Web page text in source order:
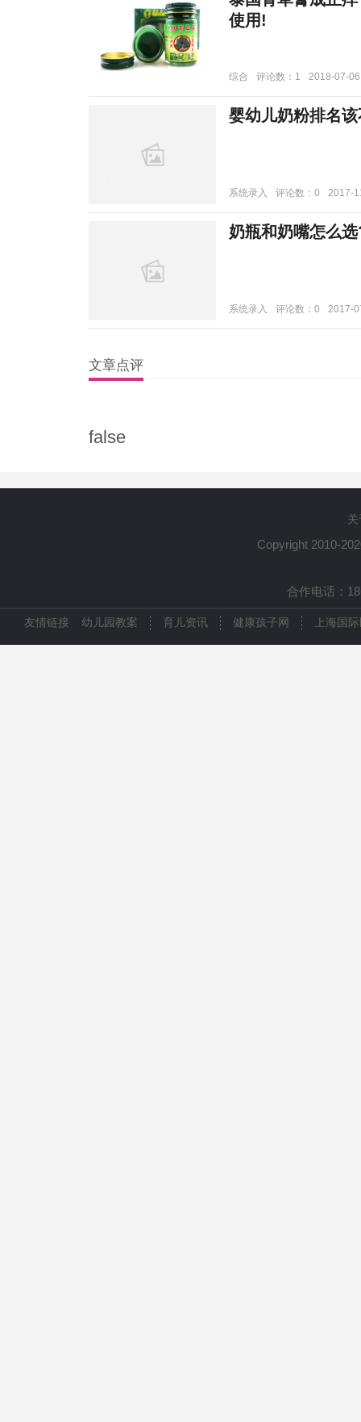
使用!
综合 评论数：1 2018-07-06
婴幼儿奶粉排名
系统录入 评论数：0 2017-
奶瓶和奶嘴怎么
系统录入 评论数：0 2017-
文章点评
false
Copyright 2010-
合作电话：
友情链接 幼儿园教案 育儿资讯 健康孩子网 上海国